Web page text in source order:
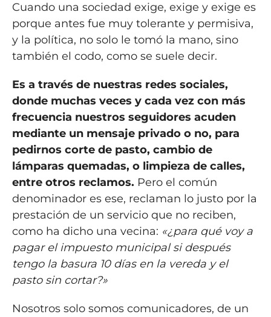
Cuando una sociedad exige, exige y exige es
porque antes fue muy tolerante y permisiva,
y la política, no solo le tomó la mano, sino
también el codo, como se suele decir.
Es a través de nuestras redes sociales,
donde muchas veces y cada vez con más
frecuencia nuestros seguidores acuden
mediante un mensaje privado o no, para
pedirnos corte de pasto, cambio de
lámparas quemadas, o limpieza de calles,
entre otros reclamos. Pero el común
denominador es ese, reclaman lo justo por la
prestación de un servicio que no reciben,
como ha dicho una vecina: «¿para qué voy a
pagar el impuesto municipal si después
tengo la basura 10 días en la vereda y el
pasto sin cortar?»
Nosotros solo somos comunicadores, de un